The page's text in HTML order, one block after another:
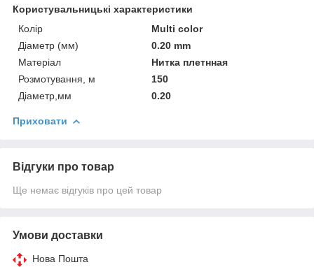
Користувальницькі характеристики
Колір
Multi color
Діаметр (мм)
0.20 mm
Матеріал
Нитка плетнная
Розмотування, м
150
Діаметр,мм
0.20
Приховати
Відгуки про товар
Ще немає відгуків про цей товар
Умови доставки
Нова Пошта